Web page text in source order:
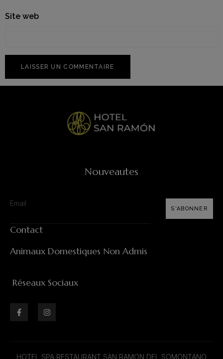
Site web
Nouveautes
S'ABONNER
Contact
Animaux Domestiques Non Admis
Réseaux Sociaux
HOTEL SPA RESTAURANT SAN RAMON DEL SOMONTANO